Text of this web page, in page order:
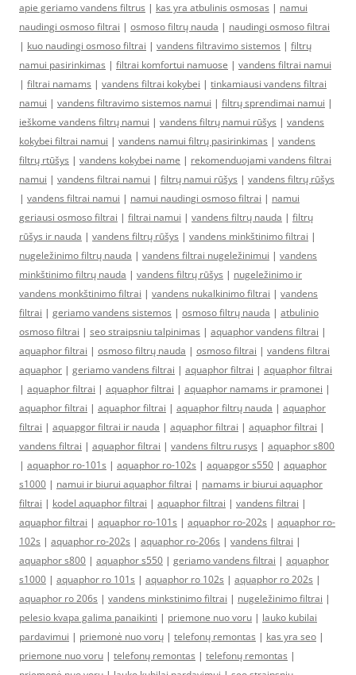
apie geriamo vandens filtrus | kas yra atbulinis osmosas | namui
naudingi osmoso filtrai | osmoso filtrų nauda | naudingi osmoso filtrai
| kuo naudingi osmoso filtrai | vandens filtravimo sistemos | filtrų
namui pasirinkimas | filtrai komfortui namuose | vandens filtrai namui
| filtrai namams | vandens filtrai kokybei | tinkamiausi vandens filtrai
namui | vandens filtravimo sistemos namui | filtrų sprendimai namui |
ieškome vandens filtrų namui | vandens filtrų namui rūšys | vandens
kokybei filtrai namui | vandens namui filtrų pasirinkimas | vandens
filtrų rtūšys | vandens kokybei name | rekomenduojami vandens filtrai
namui | vandens filtrai namui | filtrų namui rūšys | vandens filtrų rūšys
| vandens filtrai namui | namui naudingi osmoso filtrai | namui
geriausi osmoso filtrai | filtrai namui | vandens filtrų nauda | filtrų
rūšys ir nauda | vandens filtrų rūšys | vandens minkštinimo filtrai |
nugeležinimo filtrų nauda | vandens filtrai nugeležinimui | vandens
minkštinimo filtrų nauda | vandens filtrų rūšys | nugeležinimo ir
vandens monkštinimo filtrai | vandens nukalkinimo filtrai | vandens
filtrai | geriamo vandens sistemos | osmoso filtrų nauda | atbulinio
osmoso filtrai | seo straipsniu talpinimas | aquaphor vandens filtrai |
aquaphor filtrai | osmoso filtrų nauda | osmoso filtrai | vandens filtrai
aquaphor | geriamo vandens filtrai | aquaphor filtrai | aquaphor filtrai
| aquaphor filtrai | aquaphor filtrai | aquaphor namams ir pramonei |
aquaphor filtrai | aquaphor filtrai | aquaphor filtrų nauda | aquaphor
filtrai | aquapgor filtrai ir nauda | aquaphor filtrai | aquaphor filtrai |
vandens filtrai | aquaphor filtrai | vandens filtru rusys | aquaphor s800
| aquaphor ro-101s | aquaphor ro-102s | aquapgor s550 | aquaphor
s1000 | namui ir biurui aquaphor filtrai | namams ir biurui aquaphor
filtrai | kodel aquaphor filtrai | aquaphor filtrai | vandens filtrai |
aquaphor filtrai | aquaphor ro-101s | aquaphor ro-202s | aquaphor ro-
102s | aquaphor ro-202s | aquaphor ro-206s | vandens filtrai |
aquaphor s800 | aquaphor s550 | geriamo vandens filtrai | aquaphor
s1000 | aquaphor ro 101s | aquaphor ro 102s | aquaphor ro 202s |
aquaphor ro 206s | vandens minkstinimo filtrai | nugeležinimo filtrai |
pelesio kvapa galima panaikinti | priemone nuo voru | lauko kubilai
pardavimui | priemonė nuo vorų | telefonų remontas | kas yra seo |
priemone nuo voru | telefonų remontas | telefonų remontas |